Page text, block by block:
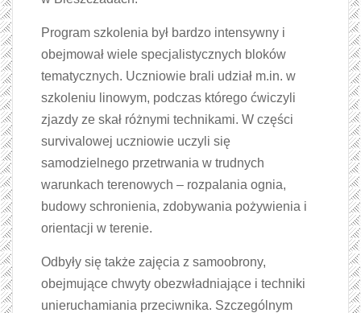
Program szkolenia był bardzo intensywny i
obejmował wiele specjalistycznych bloków
tematycznych. Uczniowie brali udział m.in. w
szkoleniu linowym, podczas którego ćwiczyli
zjazdy ze skał różnymi technikami. W części
survivalowej uczniowie uczyli się
samodzielnego przetrwania w trudnych
warunkach terenowych – rozpalania ognia,
budowy schronienia, zdobywania pożywienia i
orientacji w terenie.
Odbyły się także zajęcia z samoobrony,
obejmujące chwyty obezwładniające i techniki
unieruchamiania przeciwnika. Szczególnym